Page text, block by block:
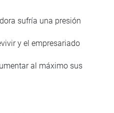
sufría una presión
y el empresariado
al máximo sus